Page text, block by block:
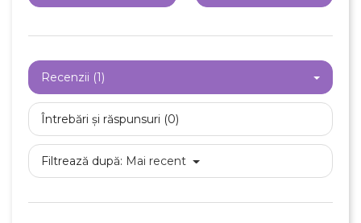
Recenzii (1)
Întrebări și răspunsuri (0)
Filtrează după: Mai recent